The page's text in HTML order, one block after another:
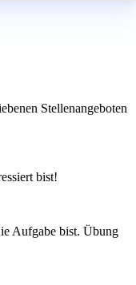
Stellenangeboten
bist!
Aufgabe bist. Übung